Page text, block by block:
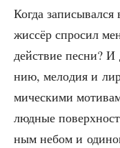
Когда
жис­сёр спро­сил
дей­ствие пес­ни?
нию, мело­дия и
ми­че­ски­ми
люд­ные
ным небом и